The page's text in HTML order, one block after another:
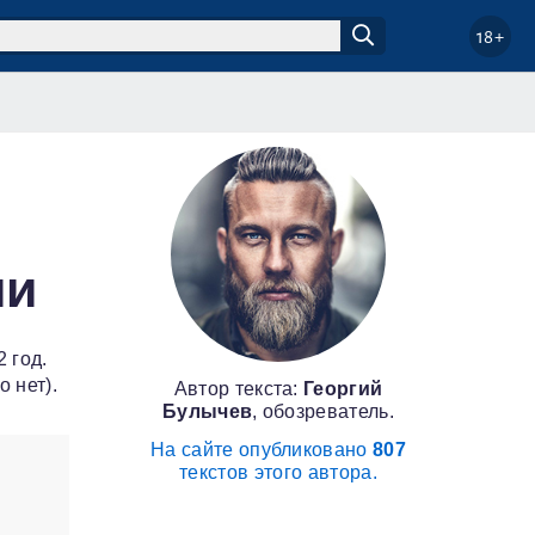
18+
год.
нет).
Автор текста: Георгий
Булычев, обозреватель.
На сайте опубликовано807
текстов этого автора.